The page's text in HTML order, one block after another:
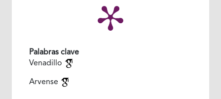
Palabras clave
Venadillo
Arvense